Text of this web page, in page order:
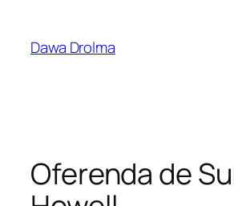
Dawa Drolma
Oferenda de